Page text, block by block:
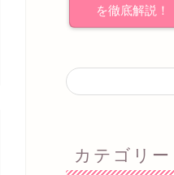
を徹底解説！
カテゴリー